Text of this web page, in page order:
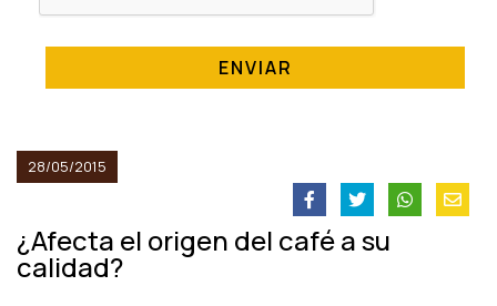
ENVIAR
28/05/2015
¿Afecta el origen del café a su
calidad?